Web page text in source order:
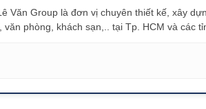
Văn Group là đơn vị chuyên thiết kế, xây
phòng, khách sạn,.. tại Tp. HCM và các